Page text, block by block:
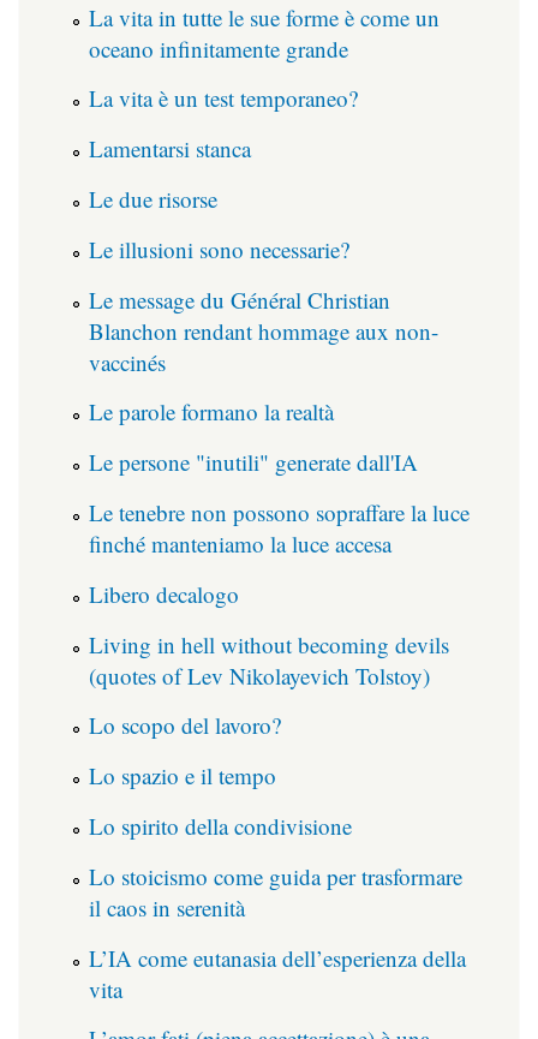
La vita in tutte le sue forme è come un
oceano infinitamente grande
La vita è un test temporaneo?
Lamentarsi stanca
Le due risorse
Le illusioni sono necessarie?
Le message du Général Christian
Blanchon rendant hommage aux non-
vaccinés
Le parole formano la realtà
Le persone "inutili" generate dall'IA
Le tenebre non possono sopraffare la luce
finché manteniamo la luce accesa
Libero decalogo
Living in hell without becoming devils
(quotes of Lev Nikolayevich Tolstoy)
Lo scopo del lavoro?
Lo spazio e il tempo
Lo spirito della condivisione
Lo stoicismo come guida per trasformare
il caos in serenità
L’IA come eutanasia dell’esperienza della
vita